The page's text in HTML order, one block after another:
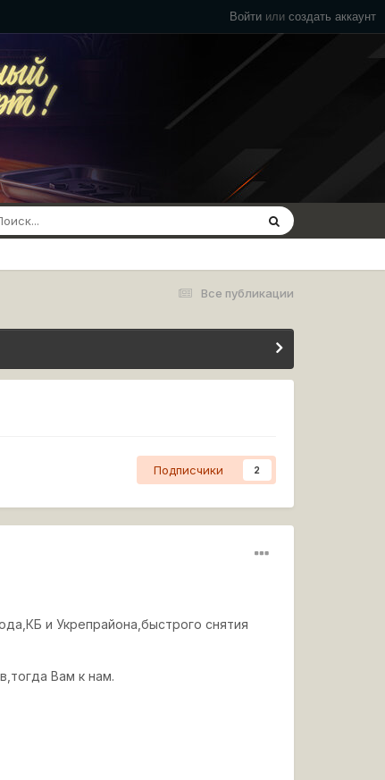
Войти или создать аккаунт
Все публикации
Подписчики 2
и Укрепрайона,быстрого снятия
Вам к нам.